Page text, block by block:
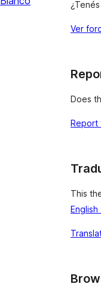
Ver
Does
Report
This
English